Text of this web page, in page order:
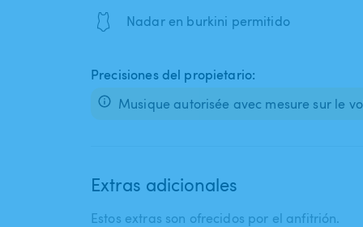
🩱 Nadar en burkini permitido
Precisiones del propietario:
Musique autorisée avec mesure sur le
Extras adicionales
Estos extras son ofrecidos por el anfitrión.